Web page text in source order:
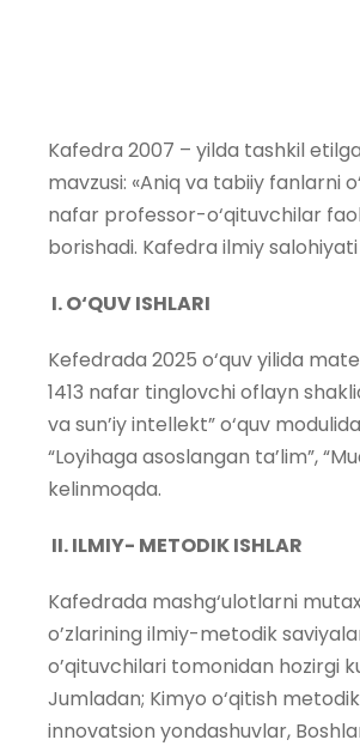
Kafedra 2007 – yilda tashkil
mavzusi: «Aniq va tabiiy fanlarni
nafar professor-o‘qituvchilar
borishadi. Kafedra ilmiy salohiyati
I. O‘QUV ISHLARI
Kefedrada 2025 o‘quv yilida
1413 nafar tinglovchi oflayn
va sun’iy intellekt” o‘quv
“Loyihaga asoslangan ta’lim”,
kelinmoqda.
II. ILMIY- METODIK ISHLAR
Kafedrada mashg‘ulotlarni
o’zlarining ilmiy-metodik
o’qituvchilari tomonidan hozirgi
Jumladan; Kimyo o‘qitish
innovatsion yondashuvlar,